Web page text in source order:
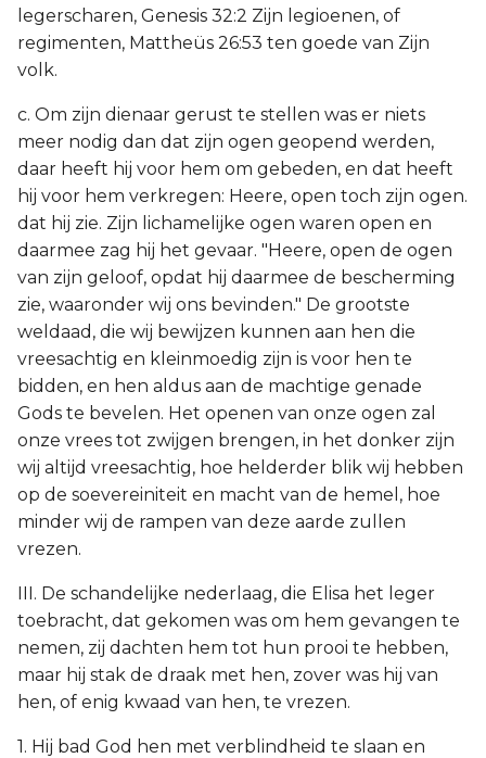
legerscharen, Genesis 32:2 Zijn legioenen, of
regimenten, Mattheüs 26:53 ten goede van Zijn
volk.
c. Om zijn dienaar gerust te stellen was er niets
meer nodig dan dat zijn ogen geopend werden,
daar heeft hij voor hem om gebeden, en dat heeft
hij voor hem verkregen: Heere, open toch zijn ogen.
dat hij zie. Zijn lichamelijke ogen waren open en
daarmee zag hij het gevaar. "Heere, open de ogen
van zijn geloof, opdat hij daarmee de bescherming
zie, waaronder wij ons bevinden." De grootste
weldaad, die wij bewijzen kunnen aan hen die
vreesachtig en kleinmoedig zijn is voor hen te
bidden, en hen aldus aan de machtige genade
Gods te bevelen. Het openen van onze ogen zal
onze vrees tot zwijgen brengen, in het donker zijn
wij altijd vreesachtig, hoe helderder blik wij hebben
op de soevereiniteit en macht van de hemel, hoe
minder wij de rampen van deze aarde zullen
vrezen.
III. De schandelijke nederlaag, die Elisa het leger
toebracht, dat gekomen was om hem gevangen te
nemen, zij dachten hem tot hun prooi te hebben,
maar hij stak de draak met hen, zover was hij van
hen, of enig kwaad van hen, te vrezen.
1. Hij bad God hen met verblindheid te slaan en